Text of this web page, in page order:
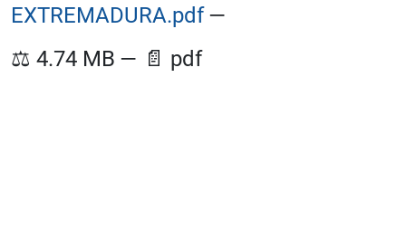
EXTREMADURA.pdf—
⚖️ 4.74 MB — 📄 pdf